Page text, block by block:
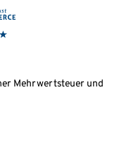
Mehrwertsteuer und